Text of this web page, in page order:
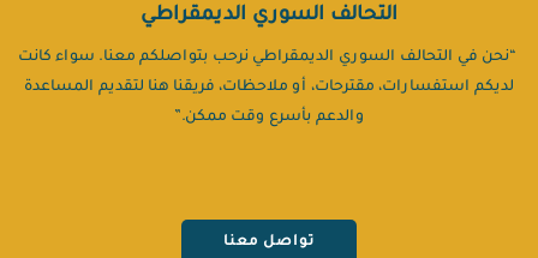
التحالف السوري الديمقراطي
“نحن في التحالف السوري الديمقراطي نرحب بتواصلكم معنا. سواء كانت
لديكم استفسارات، مقترحات، أو ملاحظات، فريقنا هنا لتقديم المساعدة
والدعم بأسرع وقت ممكن.”
تواصل معنا